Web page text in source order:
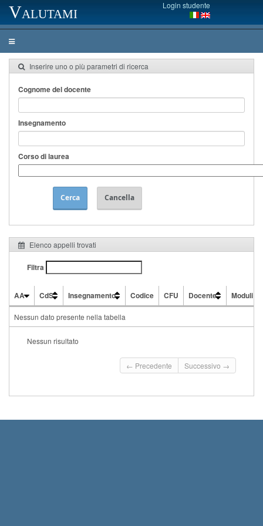
Valutami Login studente
Inserire uno o più parametri di ricerca
Cognome del docente
Insegnamento
Corso di laurea
Cerca Cancella
Elenco appelli trovati
Filtra
AA CdS Insegnamento Codice CFU Docente
Moduli
Nessun dato presente nella tabella
Nessun risultato
← Precedente Successivo →